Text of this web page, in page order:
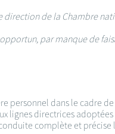
de la Chambre
par manque de
personnel dans le cadre
lignes directrices
complète et précise